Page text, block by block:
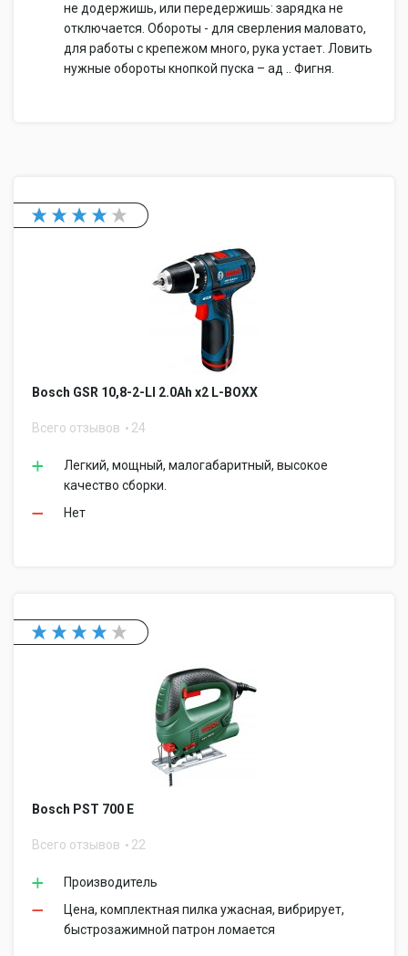
не додержишь, или передержишь: зарядка не
отключается. Обороты - для сверления маловато,
для работы с крепежом много, рука устает. Ловить
нужные обороты кнопкой пуска – ад .. Фигня.
Bosch GSR 10,8-2-LI 2.0Ah x2 L-BOXX
Всего отзывов 24
Легкий, мощный, малогабаритный, высокое
качество сборки.
Нет
Bosch PST 700 E
Всего отзывов 22
Производитель
Цена, комплектная пилка ужасная, вибрирует,
быстрозажимной патрон ломается